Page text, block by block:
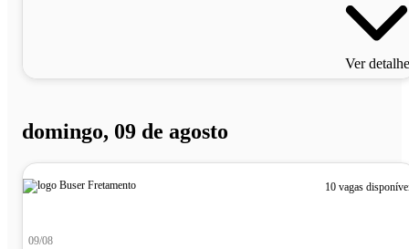
Ver
domingo, 09 de agosto
10 vagas
09/08